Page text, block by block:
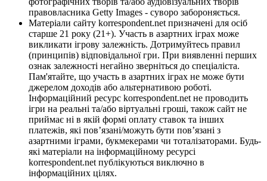
правовласника Getty Images - суворо забороняється.
Матеріали сайту korrespondent.net призначені для осіб
старше 21 року (21+). Участь в азартних іграх може
викликати ігрову залежність. Дотримуйтесь правил
(принципів) відповідальної гри. При виявленні перших
ознак залежності негайно зверніться до спеціаліста.
Пам'ятайте, що участь в азартних іграх не може бути
джерелом доходів або альтернативою роботі.
Інформаційний ресурс korrespondent.net не проводить
ігри на реальні та/або віртуальні гроші, також сайт не
приймає ні в якій формі оплату ставок та інших
платежів, які пов’язані/можуть бути пов’язані з
азартними іграми, букмекерами чи тоталізаторами. Будь-
які матеріали на інформаційному ресурсі
korrespondent.net публікуються виключно в
інформаційних цілях.